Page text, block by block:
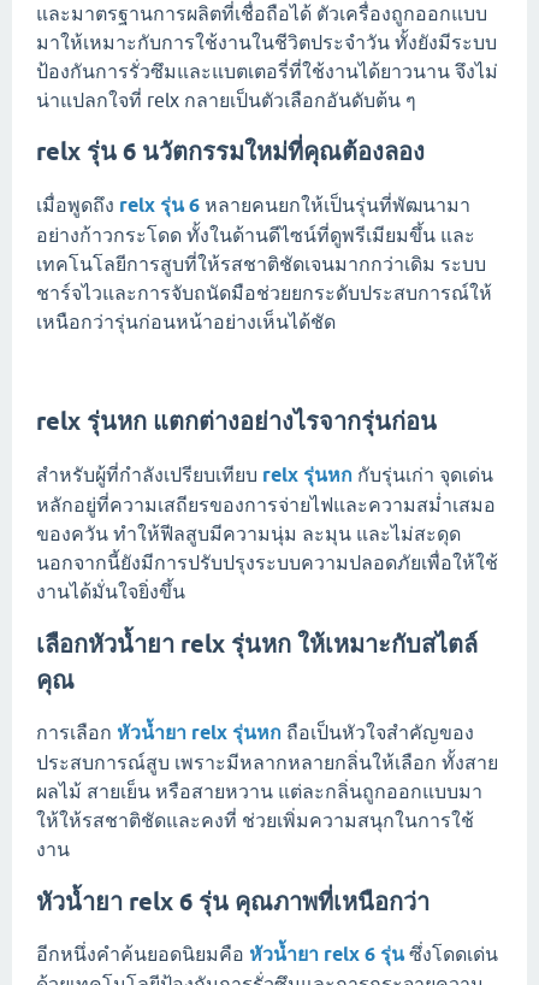
และมาตรฐานการผลิตที่เชื่อถือได้ ตัวเครื่องถูกออกแบบ
มาให้เหมาะกับการใช้งานในชีวิตประจำวัน ทั้งยังมีระบบ
ป้องกันการรั่วซึมและแบตเตอรี่ที่ใช้งานได้ยาวนาน จึงไม่
น่าแปลกใจที่ relx กลายเป็นตัวเลือกอันดับต้น ๆ
relx รุ่น 6 นวัตกรรมใหม่ที่คุณต้องลอง
เมื่อพูดถึง relx รุ่น 6 หลายคนยกให้เป็นรุ่นที่พัฒนามา
อย่างก้าวกระโดด ทั้งในด้านดีไซน์ที่ดูพรีเมียมขึ้น และ
เทคโนโลยีการสูบที่ให้รสชาติชัดเจนมากกว่าเดิม ระบบ
ชาร์จไวและการจับถนัดมือช่วยยกระดับประสบการณ์ให้
เหนือกว่ารุ่นก่อนหน้าอย่างเห็นได้ชัด
relx รุ่นหก แตกต่างอย่างไรจากรุ่นก่อน
สำหรับผู้ที่กำลังเปรียบเทียบ relx รุ่นหก กับรุ่นเก่า จุดเด่น
หลักอยู่ที่ความเสถียรของการจ่ายไฟและความสม่ำเสมอ
ของควัน ทำให้ฟีลสูบมีความนุ่ม ละมุน และไม่สะดุด
นอกจากนี้ยังมีการปรับปรุงระบบความปลอดภัยเพื่อให้ใช้
งานได้มั่นใจยิ่งขึ้น
เลือกหัวน้ำยา relx รุ่นหก ให้เหมาะกับสไตล์
คุณ
การเลือก หัวน้ำยา relx รุ่นหก ถือเป็นหัวใจสำคัญของ
ประสบการณ์สูบ เพราะมีหลากหลายกลิ่นให้เลือก ทั้งสาย
ผลไม้ สายเย็น หรือสายหวาน แต่ละกลิ่นถูกออกแบบมา
ให้ให้รสชาติชัดและคงที่ ช่วยเพิ่มความสนุกในการใช้
งาน
หัวน้ำยา relx 6 รุ่น คุณภาพที่เหนือกว่า
อีกหนึ่งคำค้นยอดนิยมคือ หัวน้ำยา relx 6 รุ่นซึ่งโดดเด่น